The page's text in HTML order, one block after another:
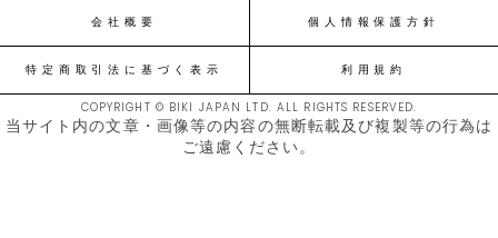
会社概要 個人情報保護方針
特定商取引法に基づく表示 利用規約
COPYRIGHT © BIKI JAPAN LTD. ALL RIGHTS RESERVED.
当サイト内の文章・画像等の内容の無断転載及び複製等の行為は
ご遠慮ください。